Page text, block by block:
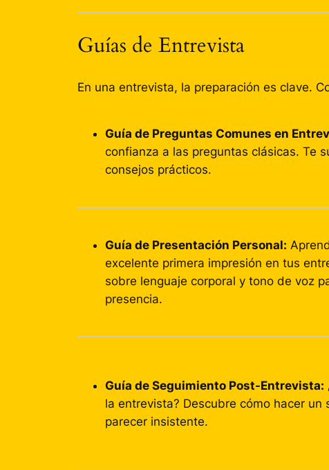
Guías de Entrevista
En una entrevista, la preparación es clave.
Guía de Preguntas Comunes en
confianza a las preguntas clásicas. Te
consejos prácticos.
Guía de Presentación Personal:
excelente primera impresión en tus
sobre lenguaje corporal y tono de voz
presencia.
Guía de Seguimiento Post-Entrevista:
la entrevista? Descubre cómo hacer un
parecer insistente.